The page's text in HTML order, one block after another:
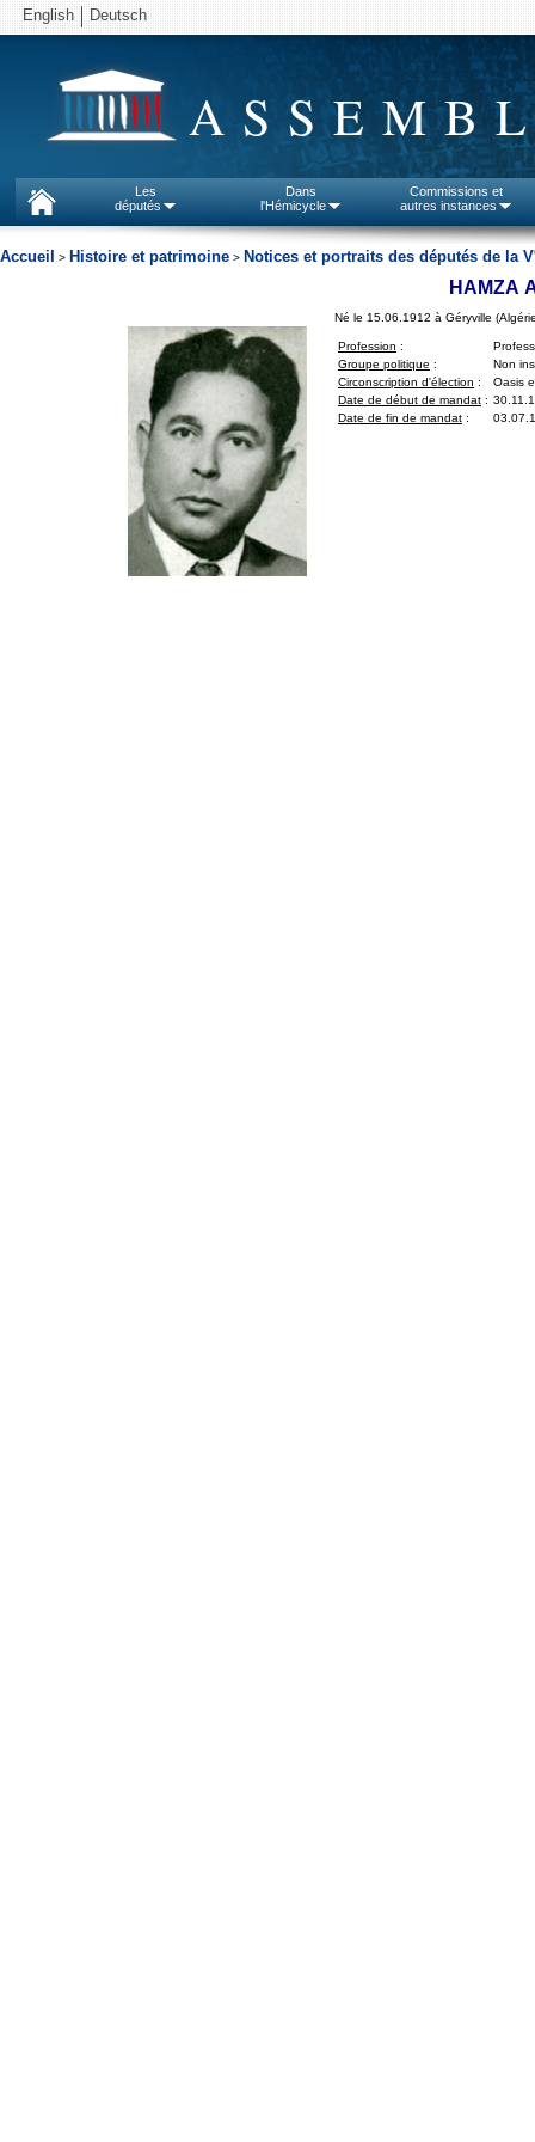
English Deutsch
Les
députés
Dans
l'Hémicycle
Commissions et
autres instances
Accueil > Histoire et patrimoine > Notices et portraits des députés de la V
HAMZA
Né le 15.06.1912 à Géryville
Profession :
Groupe politique :
Non
Circonscription d'élection :
Oasis
Date de début de mandat :
Date de fin de mandat :